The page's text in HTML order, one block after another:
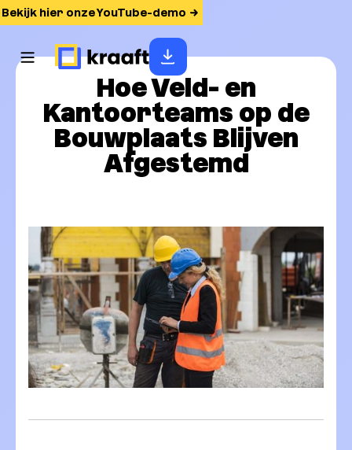
Bekijk hier onze YouTube-demo
Hoe Veld- en
Kantoorteams op de
Bouwplaats Blijven
Afgestemd